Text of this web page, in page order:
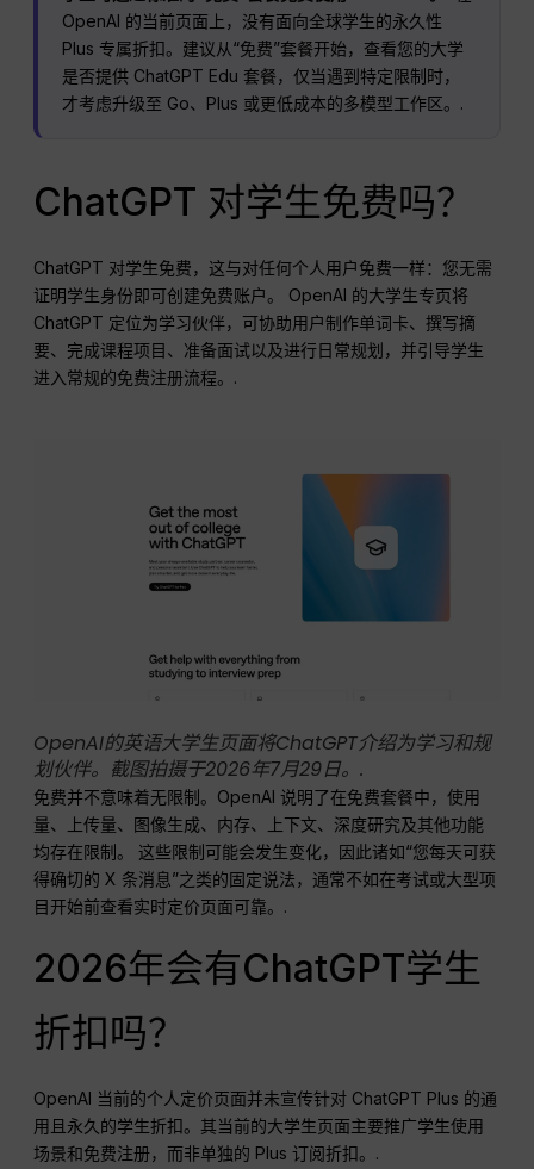
OpenAI 的当前页面上，没有面向全球学生的永久性
Plus 专属折扣。建议从“免费”套餐开始，查看您的大学
是否提供 ChatGPT Edu 套餐，仅当遇到特定限制时，
才考虑升级至 Go、Plus 或更低成本的多模型工作区。.
ChatGPT 对学生免费吗？
ChatGPT 对学生免费，这与对任何个人用户免费一样：您无需
证明学生身份即可创建免费账户。 OpenAI 的大学生专页将
ChatGPT 定位为学习伙伴，可协助用户制作单词卡、撰写摘
要、完成课程项目、准备面试以及进行日常规划，并引导学生
进入常规的免费注册流程。.
OpenAI的英语大学生页面将ChatGPT介绍为学习和规
划伙伴。截图拍摄于2026年7月29日。.
免费并不意味着无限制。OpenAI 说明了在免费套餐中，使用
量、上传量、图像生成、内存、上下文、深度研究及其他功能
均存在限制。 这些限制可能会发生变化，因此诸如“您每天可获
得确切的 X 条消息”之类的固定说法，通常不如在考试或大型项
目开始前查看实时定价页面可靠。.
2026年会有ChatGPT学生
折扣吗？
OpenAI 当前的个人定价页面并未宣传针对 ChatGPT Plus 的通
用且永久的学生折扣。其当前的大学生页面主要推广学生使用
场景和免费注册，而非单独的 Plus 订阅折扣。.